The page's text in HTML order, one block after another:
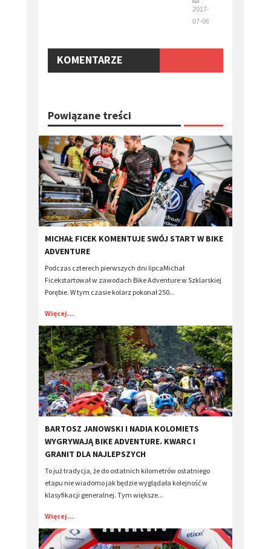
2017-
07-06
KOMENTARZE
Powiązane treści
MICHAŁ FICEK KOMENTUJE SWÓJ START W BIKE
ADVENTURE
Podczas czterech pierwszych dni lipcaMichał
Ficekstartował w zawodach Bike Adventure w Szklarskiej
Porębie. W tym czasie kolarz pokonał 250...
Więcej...
BARTOSZ JANOWSKI I NADIA KOLOMIETS
WYGRYWAJĄ BIKE ADVENTURE. KWARC I
GRANIT DLA NAJLEPSZYCH
To już tradycja, że do ostatnich kilometrów ostatniego
etapu nie wiadomo jak będzie wyglądała kolejność w
klasyfikacji generalnej. Tym większe...
Więcej...